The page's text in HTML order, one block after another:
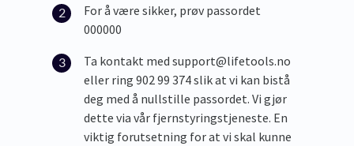
For å være sikker, prøv passordet
000000
Ta kontakt med support@lifetools.no
eller ring 902 99 374 slik at vi kan bistå
deg med å nullstille passordet. Vi gjør
dette via vår fjernstyringstjeneste. En
viktig forutsetning for at vi skal kunne